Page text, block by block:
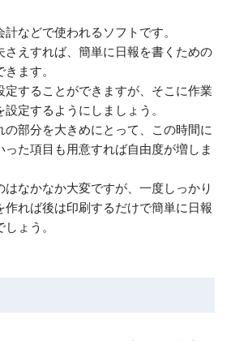
などで使われるソフトです。
さえすれば、簡単に日報を書くための
ます。
定することができますが、そこに作業
定するようにしましょう。
の部分を大きめにとって、この時間に
った項目も用意すれば自由度が増しま
はなかなか大変ですが、一度しっかり
作れば後は印刷するだけで簡単に日報
ょう。